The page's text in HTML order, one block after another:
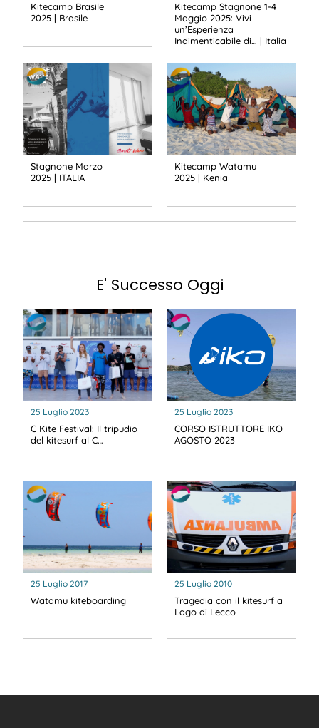
Kitecamp Brasile
2025 | Brasile
Kitecamp Stagnone 1-4
Maggio 2025: Vivi
un’Esperienza
Indimenticabile di… | Italia
Stagnone Marzo
2025 | ITALIA
Kitecamp Watamu
2025 | Kenia
E' Successo Oggi
25 Luglio 2023
C Kite Festival: Il tripudio
del kitesurf al C…
25 Luglio 2023
CORSO ISTRUTTORE IKO
AGOSTO 2023
25 Luglio 2017
Watamu kiteboarding
25 Luglio 2010
Tragedia con il kitesurf a
Lago di Lecco